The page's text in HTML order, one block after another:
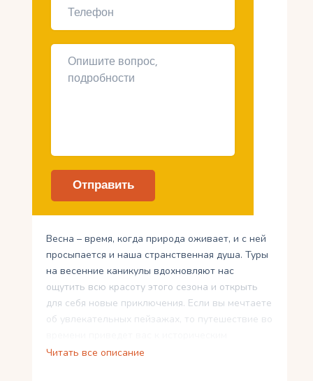
Весна – время, когда природа оживает, и с ней
просыпается и наша странственная душа. Туры
на весенние каникулы вдохновляют нас
ощутить всю красоту этого сезона и открыть
для себя новые приключения. Если вы мечтаете
об увлекательных пейзажах, то путешествие во
достопримечательностям и музеям. А для
Читать все описание